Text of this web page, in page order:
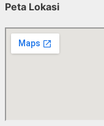
Peta Lokasi